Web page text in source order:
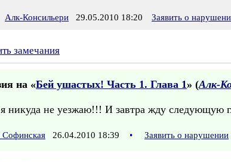
Алк-Консильери 29.05.2010 18:20 Заявить о
замечания
на «Бей ушастых! Часть 1. Глава 1» (Алк-
никуда не уезжаю!!! И завтра жду следующую
Софинская 26.04.2010 18:39 • Заявить о нарушении